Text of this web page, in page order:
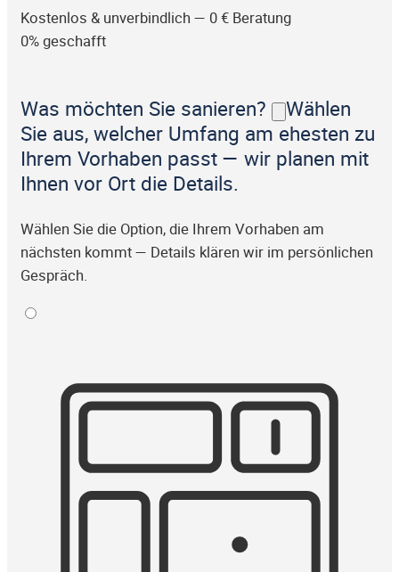
Kostenlos & unverbindlich — 0 € Beratung
0% geschafft
Was möchten Sie sanieren?
Wählen
Sie aus, welcher Umfang am ehesten zu
Ihrem Vorhaben passt — wir planen mit
Ihnen vor Ort die Details.
Wählen Sie die Option, die Ihrem Vorhaben am
nächsten kommt — Details klären wir im persönlichen
Gespräch.